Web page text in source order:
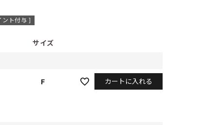
ント付与 ]
サイズ
F カートに入れる